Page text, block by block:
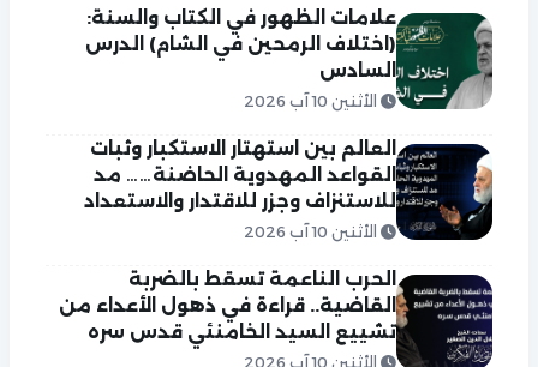
علامات الظهور في الكتاب والسنة:
(اختلاف الرمحين في الشام) الدرس
السادس
الأثنين 10 آب 2026
العالم بين استهتار الاستكبار وثبات
القواعد المهدوية الحاضنة…… مد
للاستنزاف وجزر للاقتدار والاستعداد
الأثنين 10 آب 2026
الحرب الناعمة تسقط بالضربة
القاضية.. قراءة في ذهول الأعداء من
تشييع السيد الخامنئي قدس سره
الأثنين 10 آب 2026